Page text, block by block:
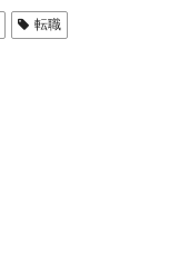
転職